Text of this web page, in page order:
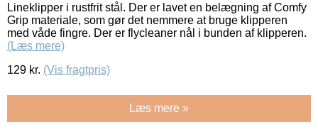
Lineklipper i rustfrit stål. Der er lavet en belægning af Comfy
Grip materiale, som gør det nemmere at bruge klipperen
med våde fingre. Der er flycleaner nål i bunden af klipperen.
(Læs mere)
129 kr. (Vis fragtpris)
Læs mere »